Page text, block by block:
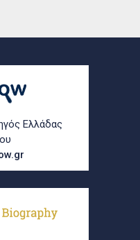
Ελλάδας